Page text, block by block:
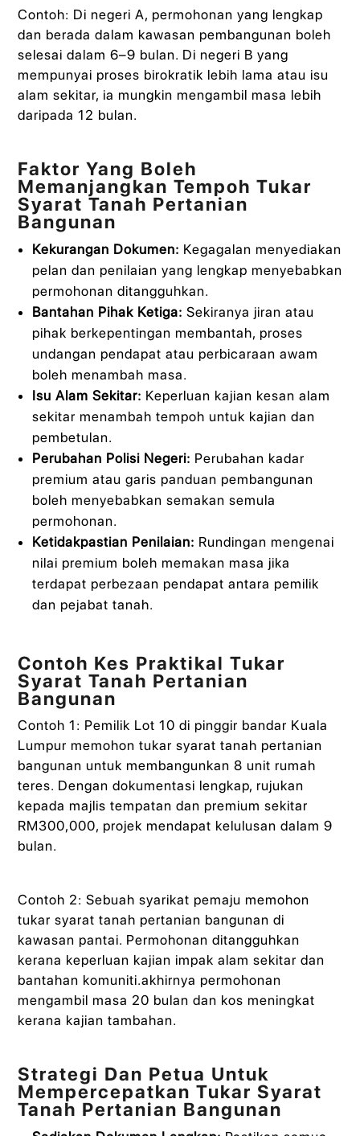
Contoh: Di negeri A, permohonan yang lengkap
dan berada dalam kawasan pembangunan boleh
selesai dalam 6–9 bulan. Di negeri B yang
mempunyai proses birokratik lebih lama atau isu
alam sekitar, ia mungkin mengambil masa lebih
daripada 12 bulan.
Faktor Yang Boleh
Memanjangkan Tempoh Tukar
Syarat Tanah Pertanian
Bangunan
Kekurangan Dokumen: Kegagalan menyediakan
pelan dan penilaian yang lengkap menyebabkan
permohonan ditangguhkan.
Bantahan Pihak Ketiga: Sekiranya jiran atau
pihak berkepentingan membantah, proses
undangan pendapat atau perbicaraan awam
boleh menambah masa.
Isu Alam Sekitar: Keperluan kajian kesan alam
sekitar menambah tempoh untuk kajian dan
pembetulan.
Perubahan Polisi Negeri: Perubahan kadar
premium atau garis panduan pembangunan
boleh menyebabkan semakan semula
permohonan.
Ketidakpastian Penilaian: Rundingan mengenai
nilai premium boleh memakan masa jika
terdapat perbezaan pendapat antara pemilik
dan pejabat tanah.
Contoh Kes Praktikal Tukar
Syarat Tanah Pertanian
Bangunan
Contoh 1: Pemilik Lot 10 di pinggir bandar Kuala
Lumpur memohon tukar syarat tanah pertanian
bangunan untuk membangunkan 8 unit rumah
teres. Dengan dokumentasi lengkap, rujukan
kepada majlis tempatan dan premium sekitar
RM300,000, projek mendapat kelulusan dalam 9
bulan.
Contoh 2: Sebuah syarikat pemaju memohon
tukar syarat tanah pertanian bangunan di
kawasan pantai. Permohonan ditangguhkan
kerana keperluan kajian impak alam sekitar dan
bantahan komuniti.akhirnya permohonan
mengambil masa 20 bulan dan kos meningkat
kerana kajian tambahan.
Strategi Dan Petua Untuk
Mempercepatkan Tukar Syarat
Tanah Pertanian Bangunan